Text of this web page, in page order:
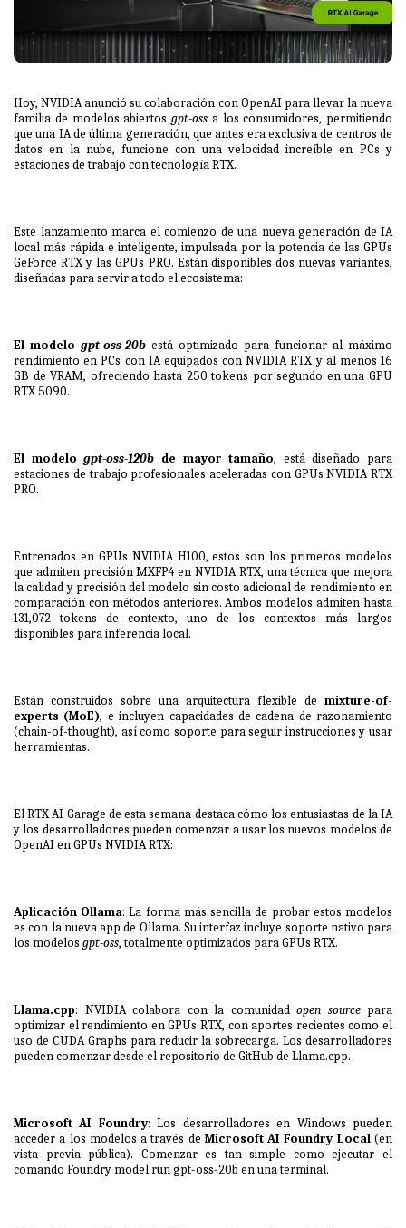
Hoy,NVIDIA anunció su colaboración con OpenAIpara llevar la nueva
familia de modelos abiertos gpt-oss a los consumidores, permitiendo
que una IA de última generación, que antes era exclusiva de centros de
datos en la nube, funcione con una velocidad increíble en PCs y
estaciones de trabajo con tecnología RTX.
Este lanzamiento marca el comienzo de una nueva generación de IA
local más rápida e inteligente, impulsada por la potencia de las GPUs
GeForce RTX y las GPUs PRO. Están disponibles dos nuevas variantes,
diseñadas para servir a todo el ecosistema:
El modelo gpt-oss-20b está optimizado para funcionar al máximo
rendimiento en PCs con IA equipados con NVIDIA RTX y al menos 16
GB de VRAM, ofreciendo hasta 250 tokens por segundo en una GPU
RTX 5090.
El modelogpt-oss-120b de mayor tamaño, está diseñado para
estaciones de trabajo profesionales aceleradas con GPUs NVIDIA RTX
PRO.
Entrenados en GPUs NVIDIA H100, estos son los primeros modelos
que admiten precisión MXFP4 en NVIDIA RTX, una técnica que mejora
la calidad y precisión del modelo sin costo adicional de rendimiento en
comparación con métodos anteriores. Ambos modelos admiten hasta
131,072 tokens de contexto, uno de los contextos más largos
disponibles para inferencia local.
Están construidos sobre una arquitectura flexible de mixture-of-
experts (MoE), e incluyen capacidades de cadena de razonamiento
(chain-of-thought), así como soporte para seguir instrucciones y usar
herramientas.
ElRTX AI Garage de esta semana destaca cómo los entusiastas de la IA
y los desarrolladores pueden comenzar a usar los nuevos modelos de
OpenAI en GPUs NVIDIA RTX:
Aplicación Ollama: La forma más sencilla de probar estos modelos
es con la nueva app de Ollama. Su interfaz incluye soporte nativo para
los modelos gpt-oss, totalmente optimizados para GPUs RTX.
Llama.cpp: NVIDIA colabora con la comunidad open sourcepara
optimizar el rendimiento en GPUs RTX, con aportes recientes como el
uso de CUDA Graphs para reducir la sobrecarga. Los desarrolladores
pueden comenzar desde el repositorio de GitHub de Llama.cpp.
Microsoft AI Foundry: Los desarrolladores en Windows pueden
acceder a los modelos a través de Microsoft AI Foundry Local(en
vista previa pública). Comenzar es tan simple como ejecutar el
comando Foundry model run gpt-oss-20b en una terminal.